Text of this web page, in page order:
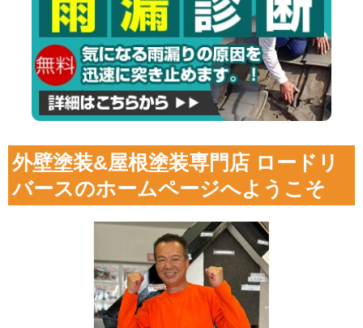
外壁塗装&屋根塗装専門店 ロードリ
バースのホームページへようこそ